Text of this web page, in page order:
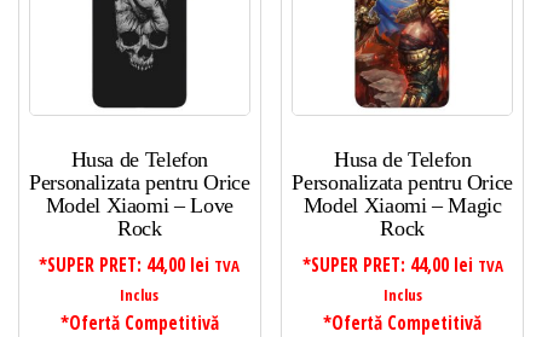
Husa de Telefon
Personalizata pentru Orice
Model Xiaomi – Love
Rock
*SUPER PRET: 44,00 lei TVA
Inclus
*Ofertă Competitivă
Husa de Telefon
Personalizata pentru Orice
Model Xiaomi – Magic
Rock
*SUPER PRET: 44,00 lei TVA
Inclus
*Ofertă Competitivă